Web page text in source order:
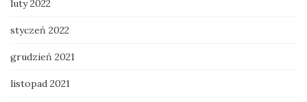
luty 2022
styczeń 2022
grudzień 2021
listopad 2021